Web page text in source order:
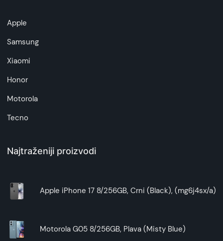
Apple
Samsung
Xiaomi
Honor
Motorola
Tecno
Najtraženiji proizvodi
Apple iPhone 17 8/256GB, Crni (Black), (mg6j4sx/a)
Motorola G05 8/256GB, Plava (Misty Blue)